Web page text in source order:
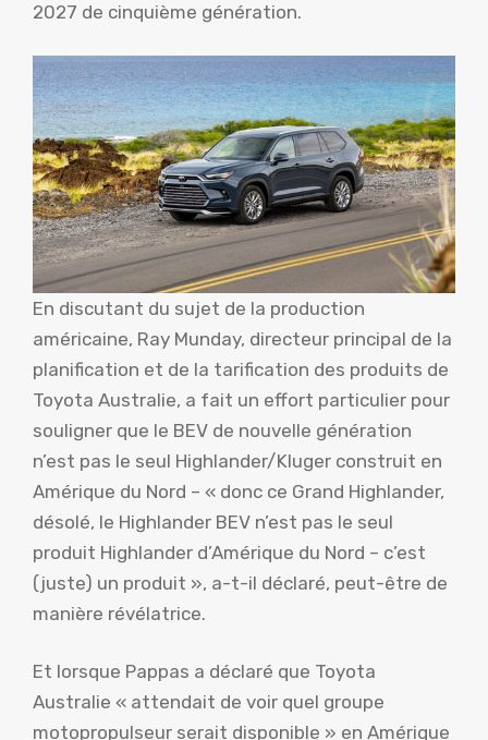
2027 de cinquième génération.
En discutant du sujet de la production
américaine, Ray Munday, directeur principal de la
planification et de la tarification des produits de
Toyota Australie, a fait un effort particulier pour
souligner que le BEV de nouvelle génération
n’est pas le seul Highlander/Kluger construit en
Amérique du Nord – « donc ce Grand Highlander,
désolé, le Highlander BEV n’est pas le seul
produit Highlander d’Amérique du Nord – c’est
(juste) un produit », a-t-il déclaré, peut-être de
manière révélatrice.
Et lorsque Pappas a déclaré que Toyota
Australie « attendait de voir quel groupe
motopropulseur serait disponible » en Amérique